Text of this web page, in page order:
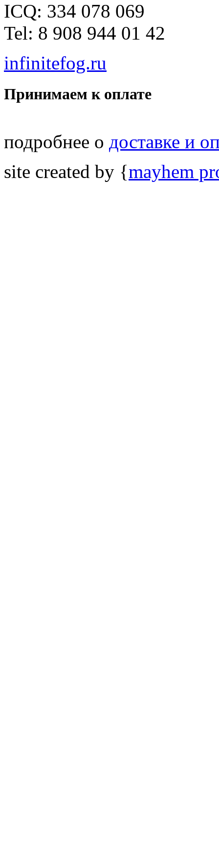
ICQ: 334 078 069
Tel: 8 908 944 01 42
infinitefog.ru
Принимаем к оплате
подробнее о доставке и
site created by {mayhem